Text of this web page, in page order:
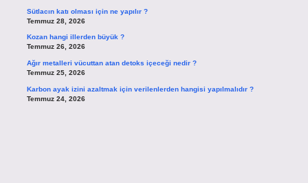
Sütlacın katı olması için ne yapılır ?
Temmuz 28, 2026
Kozan hangi illerden büyük ?
Temmuz 26, 2026
Ağır metalleri vücuttan atan detoks içeceği nedir ?
Temmuz 25, 2026
Karbon ayak izini azaltmak için verilenlerden hangisi yapılmalıdır ?
Temmuz 24, 2026